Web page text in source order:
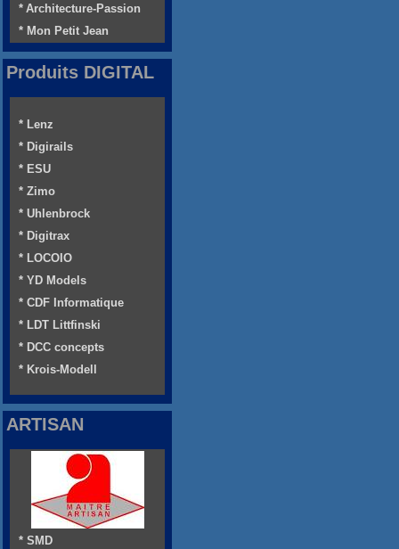
* Architecture-Passion
* Mon Petit Jean
Produits DIGITAL
* Lenz
* Digirails
* ESU
* Zimo
* Uhlenbrock
* Digitrax
* LOCOIO
* YD Models
* CDF Informatique
* LDT Littfinski
* DCC concepts
* Krois-Modell
ARTISAN
* SMD